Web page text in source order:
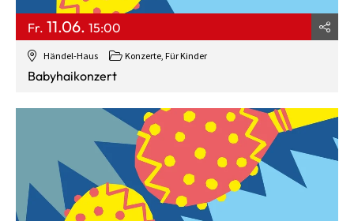
Händel-Haus Konzerte Für Kinder
Fr. 11.06. 15:00
Babyhaikonzert